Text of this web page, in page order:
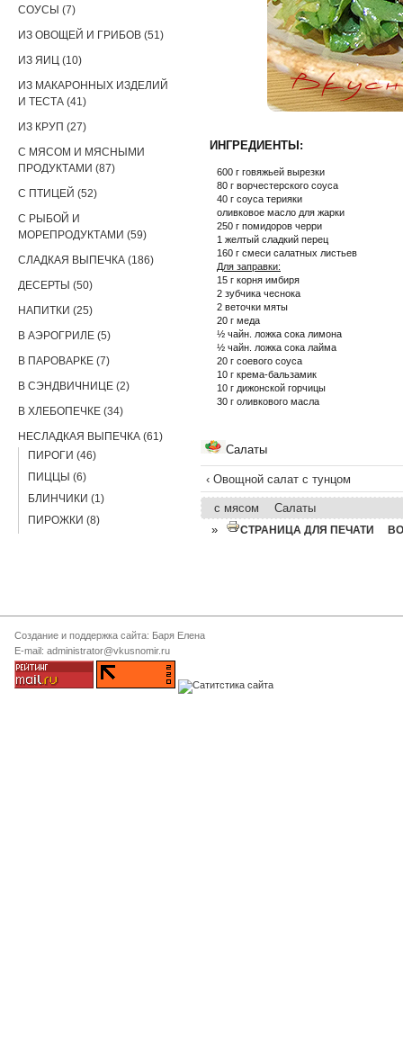
ИНГРЕДИЕНТЫ:
600 г говяжьей вырезки
80 г ворчестерского соуса
40 г соуса терияки
оливковое масло для жарки
250 г помидоров черри
1 желтый сладкий перец
160 г смеси салатных листьев
Для заправки:
15 г корня имбиря
2 зубчика чеснока
2 веточки мяты
20 г меда
½ чайн. ложка сока лимона
½ чайн. ложка сока лайма
20 г соевого соуса
10 г крема-бальзамик
10 г дижонской горчицы
30 г оливкового масла
Салаты
‹ Овощной салат с тунцом
с мясом
Салаты
»
СТРАНИЦА ДЛЯ ПЕЧАТИ
СОУСЫ (7)
ИЗ ОВОЩЕЙ И ГРИБОВ (51)
ИЗ ЯИЦ (10)
ИЗ МАКАРОННЫХ ИЗДЕЛИЙ
И ТЕСТА (41)
ИЗ КРУП (27)
С МЯСОМ И МЯСНЫМИ
ПРОДУКТАМИ (87)
С ПТИЦЕЙ (52)
С РЫБОЙ И
МОРЕПРОДУКТАМИ (59)
СЛАДКАЯ ВЫПЕЧКА (186)
ДЕСЕРТЫ (50)
НАПИТКИ (25)
В АЭРОГРИЛЕ (5)
В ПАРОВАРКЕ (7)
В СЭНДВИЧНИЦЕ (2)
В ХЛЕБОПЕЧКЕ (34)
НЕСЛАДКАЯ ВЫПЕЧКА (61)
ПИРОГИ (46)
ПИЦЦЫ (6)
БЛИНЧИКИ (1)
ПИРОЖКИ (8)
Создание и поддержка сайта: Баря Елена
E-mail: administrator@vkusnomir.ru